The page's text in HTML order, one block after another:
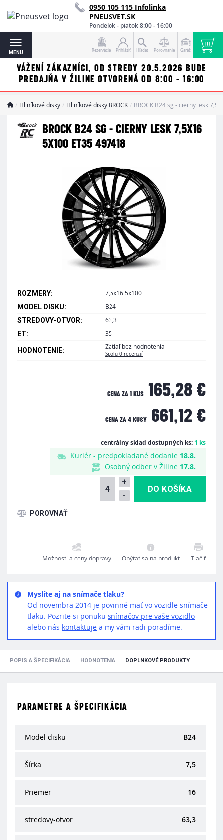
0950 105 115 Infolinka
PNEUSVET.SK
Pondelok - piatok 8:00 - 16:00
MENU Rezervácia Prihlásiť Hľadať Porovnanie Garáž
VÁŽENÍ ZÁKAZNÍCI, OD STREDY 20.5.2026 BUDE
PREDAJŇA V ŽILINE OTVORENÁ OD 8:00 - 16:00
Hliníkové disky Hliníkové disky BROCK BROCK B24 sg - cierny lesk
BROCK B24 SG - CIERNY LESK 7,5X16
5X100 ET35 497418
ROZMERY: 7,5x16 5x100
MODEL DISKU: B24
STREDOVY-OTVOR: 63,3
ET: 35
HODNOTENIE: Zatiaľ bez hodnotenia
Spolu 0 recenzií
CENA ZA 1 KUS 165,28 €
CENA ZA 4 KUSY 661,12 €
centrálny sklad dostupných ks:1 ks
Kuriér - predpokladané dodanie 18.8.
Osobný odber v Žiline 17.8.
+
-
Možnosti a ceny dopravy Opýtať sa na produkt Tlačiť
Myslíte aj na snímače tlaku?
Od novembra 2014 je povinné mať vo vozidle snímače
tlaku. Pozrite si ponuku snímačov pre vaše vozidlo
alebo nás kontaktuje a my vám radi poradíme.
POPIS A ŠPECIFIKÁCIA HODNOTENIA DOPLNKOVÉ PRODUKTY
PARAMETRE A ŠPECIFIKÁCIA
Model disku B24
Šírka 7,5
Priemer 16
stredovy-otvor 63,3